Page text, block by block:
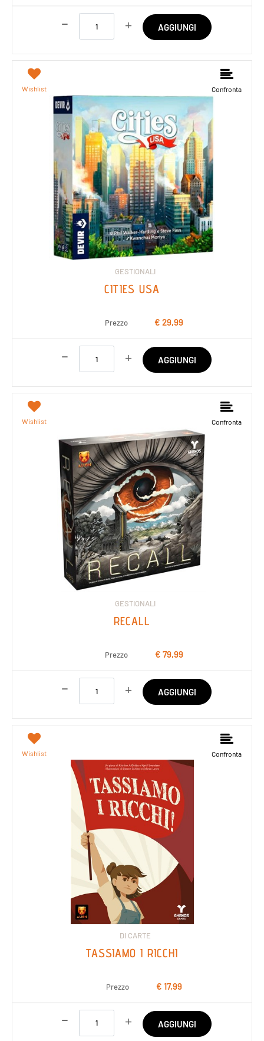
Quantità
AGGIUNGI
Wishlist Confronta
GESTIONALI
CITIES USA
Prezzo € 29,99
Quantità
AGGIUNGI
Wishlist Confronta
GESTIONALI
RECALL
Prezzo € 79,99
Quantità
AGGIUNGI
Wishlist Confronta
DI CARTE
TASSIAMO I RICCHI
Prezzo € 17,99
Quantità
AGGIUNGI